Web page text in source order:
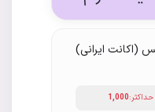
(اکانت ایرانی)
حداکثر:1,000